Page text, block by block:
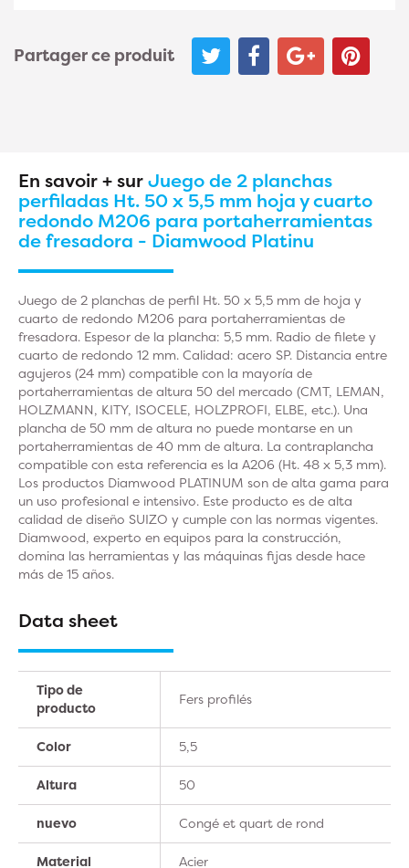
Partager ce produit
En savoir + surJuego de 2 planchas
perfiladas Ht. 50 x 5,5 mm hoja y cuarto
redondo M206 para portaherramientas
de fresadora - Diamwood Platinu
Juego de 2 planchas de perfil Ht. 50 x 5,5 mm de hoja y
cuarto de redondo M206 para portaherramientas de
fresadora. Espesor de la plancha: 5,5 mm. Radio de filete y
cuarto de redondo 12 mm. Calidad: acero SP. Distancia entre
agujeros (24 mm) compatible con la mayoría de
portaherramientas de altura 50 del mercado (CMT, LEMAN,
HOLZMANN, KITY, ISOCELE, HOLZPROFI, ELBE, etc.). Una
plancha de 50 mm de altura no puede montarse en un
portaherramientas de 40 mm de altura. La contraplancha
compatible con esta referencia es la A206 (Ht. 48 x 5,3 mm).
Los productos Diamwood PLATINUM son de alta gama para
un uso profesional e intensivo. Este producto es de alta
calidad de diseño SUIZO y cumple con las normas vigentes.
Diamwood, experto en equipos para la construcción,
domina las herramientas y las máquinas fijas desde hace
más de 15 años.
Data sheet
Tipo de
producto
Fers profilés
Color 5,5
Altura 50
nuevo Congé et quart de rond
Material Acier